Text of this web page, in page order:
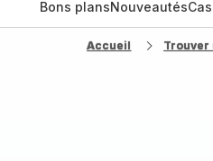
Bons plansNouveautés
Accueil Trouver